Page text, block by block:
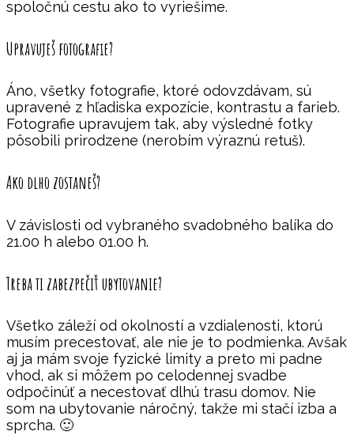
spoločnú cestu ako to vyriešime.
Upravuješ fotografie?
Áno, všetky fotografie, ktoré odovzdávam, sú
upravené z hľadiska expozície, kontrastu a farieb.
Fotografie upravujem tak, aby výsledné fotky
pôsobili prirodzene (nerobím výraznú retuš).
Ako dlho zostaneš?
V závislosti od vybraného svadobného balíka do
21.00 h alebo 01.00 h.
Treba ti zabezpečiť ubytovanie?
Všetko záleží od okolností a vzdialenosti, ktorú
musím precestovať, ale nie je to podmienka. Avšak
aj ja mám svoje fyzické limity a preto mi padne
vhod, ak si môžem po celodennej svadbe
odpočinúť a necestovať dlhú trasu domov. Nie
som na ubytovanie náročný, takže mi stačí izba a
sprcha. 🙂